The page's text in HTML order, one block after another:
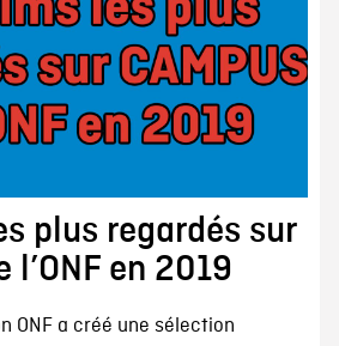
plus regardés sur
l’ONF en 2019
ONF a créé une sélection